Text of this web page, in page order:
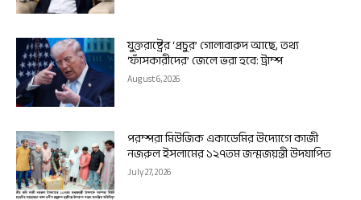
যুক্তরাষ্ট্রের ‘প্রচুর’ গোলাবারুদ আছে, তথ্য
‘ফাঁসকারীদের’ জেলে ভরা হবে: ট্রাম্প
August 6, 2026
পরম্পরা মিউজিক একাডেমির উদ্যোগে কাজী
নজরুল ইসলামের ১২৭তম জন্মজয়ন্তী উদযাপিত
July 27, 2026